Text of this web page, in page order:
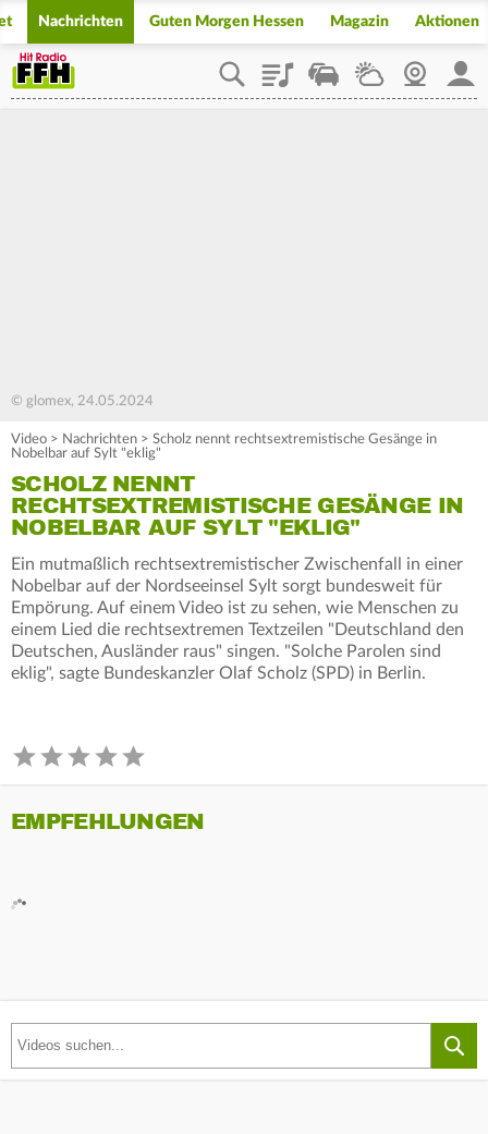
Nachrichten Guten Morgen Hessen Magazin Aktionen
PlaylistStaupilotWetterWebcam
© glomex, 24.05.2024
Video > Nachrichten > Scholz nennt rechtsextremistische Gesänge in
Nobelbar auf Sylt "eklig"
SCHOLZ NENNT
RECHTSEXTREMISTISCHE GESÄNGE IN
NOBELBAR AUF SYLT "EKLIG"
Ein mutmaßlich rechtsextremistischer Zwischenfall in einer
Nobelbar auf der Nordseeinsel Sylt sorgt bundesweit für
Empörung. Auf einem Video ist zu sehen, wie Menschen zu
einem Lied die rechtsextremen Textzeilen "Deutschland den
Deutschen, Ausländer raus" singen. "Solche Parolen sind
eklig", sagte Bundeskanzler Olaf Scholz (SPD) in Berlin.
EMPFEHLUNGEN